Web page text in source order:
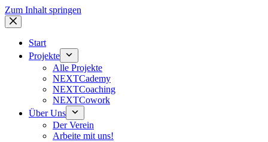
Zum Inhalt springen
Start
Projekte
Alle Projekte
NEXTCademy
NEXTCoaching
NEXTCowork
Über Uns
Der Verein
Arbeite mit uns!